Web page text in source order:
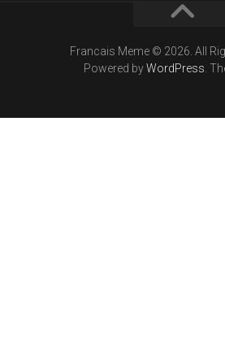
Francais Meme © 2026. All
Powered byWordPress .